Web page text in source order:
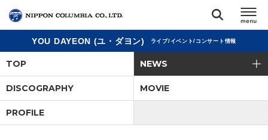
閉じる
アーティスト
YOU DAYEON (ユ・ダヨン) ライブ/イベント/コンサート情報
TOP NEWS
DISCOGRAPHY MOVIE
PROFILE